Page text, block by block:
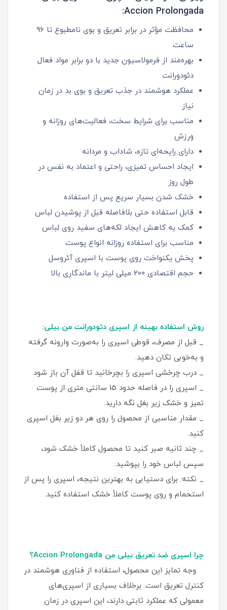
Accion Prolongada:
محافظت مؤثر در برابر تعریق و بوی نامطبوع تا 96
ساعت
بهره‌مند از فرمولاسیون جدید با دو برابر مواد فعال
دئودورانت
عملکرد هوشمند در جذب تعریق و بوی بد در زمان
نیاز
مناسب برای شرایط سخت، فعالیت‌های روزانه و
ورزش
دارای رایحه‌ای تازه، شاداب و مردانه
ایجاد احساس تمیزی، راحتی و اعتماد به‌ نفس در
طول روز
خشک شدن بسیار سریع پس از استفاده
قابل استفاده حتی بلافاصله قبل از پوشیدن لباس
کمک به کاهش ایجاد لکه‌های سفید روی لباس
مناسب برای استفاده روزانه انواع پوست
پخش یکنواخت روی پوست با اسپری آئروسل
حجم اقتصادی 200 میلی‌ لیتر با ماندگاری بالا
روش استفاده بهینه از اسپری دئودورانت من بیلی:
_ قبل از مصرف، قوطی اسپری را به‌صورت وارونه گرفته
و به‌خوبی تکان دهید.
_ درب چرخشی اسپری را بچرخانید تا قفل آن باز شود.
_ اسپری را در فاصله حدود 15 سانتی‌ متری از پوست
تمیز و خشک زیر بغل نگه دارید.
_ مقدار مناسبی از محصول را روی هر دو زیر بغل اسپری
کنید.
_ چند ثانیه صبر کنید تا محصول کاملاً خشک شود،
سپس لباس خود را بپوشید.
_ نکته: برای دستیابی به بهترین نتیجه، اسپری را پس از
استحمام و روی پوست کاملاً خشک استفاده کنید.
چرا اسپری ضد تعریق بیلی من Accion Prolongada؟
وجه تمایز این محصول، استفاده از فناوری هوشمند در
کنترل تعریق است. برخلاف بسیاری از اسپری‌های
معمولی که عملکرد ثابتی دارند، این اسپری در زمان